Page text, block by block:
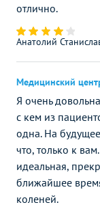
отлично.
Анатолий
Медицинский
Я очень
с кем из
одна. На
что, только к
идеальная,
ближайшее
коленей.